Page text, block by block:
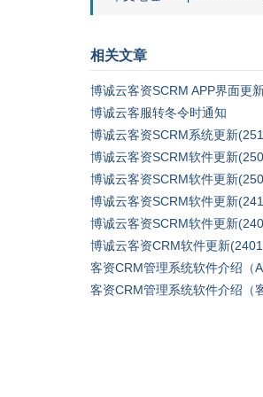
相关文章
博诚云客资SCRM APP界面更
博诚云客服转冬令时通知
博诚云客资SCRM系统更新
博诚云客资SCRM软件更新
博诚云客资SCRM软件更新
博诚云客资SCRM软件更新
博诚云客资SCRM软件更新
博诚云客资CRM软件更新
客资CRM管理系统软件介绍（
客资CRM管理系统软件介绍（